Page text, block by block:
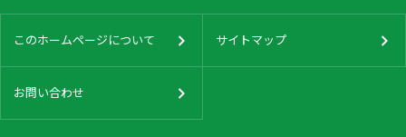
このホームページについて サイトマップ
お問い合わせ